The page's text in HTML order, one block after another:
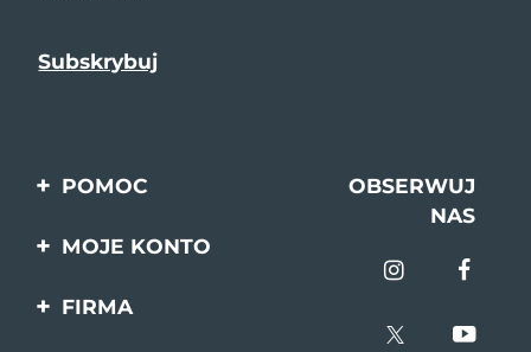
POMOC
Kontakt
OBSERWUJ
NAS
MOJE KONTO
FIRMA